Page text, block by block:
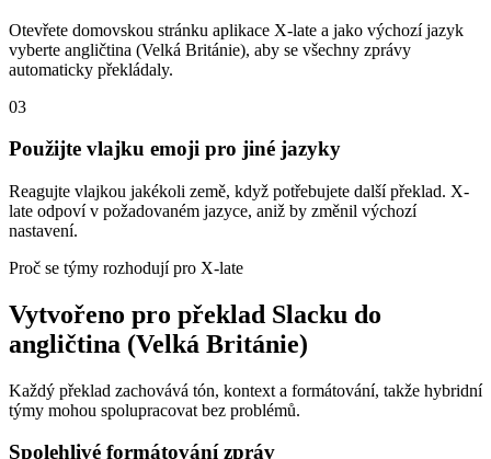
Otevřete domovskou stránku aplikace X-late a jako výchozí jazyk
vyberte angličtina (Velká Británie), aby se všechny zprávy
automaticky překládaly.
03
Použijte vlajku emoji pro jiné jazyky
Reagujte vlajkou jakékoli země, když potřebujete další překlad. X-
late odpoví v požadovaném jazyce, aniž by změnil výchozí
nastavení.
Proč se týmy rozhodují pro X-late
Vytvořeno pro překlad Slacku do
angličtina (Velká Británie)
Každý překlad zachovává tón, kontext a formátování, takže hybridní
týmy mohou spolupracovat bez problémů.
Spolehlivé formátování zpráv